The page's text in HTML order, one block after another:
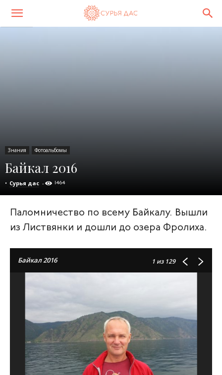
Знания Фотоальбомы
Байкал 2016
• Сурья дас - 1464
Паломничество по всему Байкалу. Вышли
из Листвянки и дошли до озера Фролиха.
Байкал 2016 1 из 129